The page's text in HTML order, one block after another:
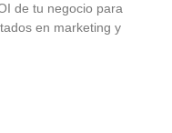
de tu negocio para
en marketing y